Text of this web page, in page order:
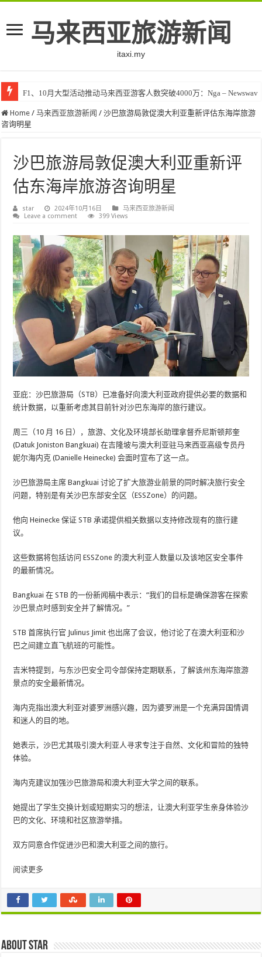
马来西亚旅游新闻
itaxi.my
F1、10月大型活动推动马来西亚游客人数突破4000万：Nga – Newswav
Home / 马来西亚旅游新闻 / 沙巴旅游局敦促澳大利亚重新评估东海岸旅游
咨询明星
沙巴旅游局敦促澳大利亚重新评
估东海岸旅游咨询明星
star 2024年10月16日
马来西亚旅游新闻
Leave a comment
399 Views
亚庇：沙巴旅游局（STB）已准备好向澳大利亚政府提供必要的数据和
统计数据，以重新考虑其目前针对沙巴东海岸的旅行建议。
周三（10 月 16 日），旅游、文化及环境部长助理拿督乔尼斯顿邦奎
(Datuk Joniston Bangkuai) 在吉隆坡与澳大利亚驻马来西亚高级专员丹
妮尔海内克 (Danielle Heinecke) 会面时宣布了这一点。
沙巴旅游局主席 Bangkuai 讨论了扩大旅游业前景的同时解决旅行安全
问题，特别是有关沙巴东部安全区（ESSZone）的问题。
他向 Heinecke 保证 STB 承诺提供相关数据以支持修改现有的旅行建
议。
这些数据将包括访问 ESSZone 的澳大利亚人数量以及该地区安全事件
的最新情况。
Bangkuai 在 STB 的一份新闻稿中表示：“我们的目标是确保游客在探索
沙巴景点时感到安全并了解情况。”
STB 首席执行官 Julinus Jimit 也出席了会议，他讨论了在澳大利亚和沙
巴之间建立直飞航班的可能性。
吉米特提到，与东沙巴安全司令部保持定期联系，了解该州东海岸旅游
景点的安全最新情况。
海内克指出澳大利亚对婆罗洲感兴趣，因为婆罗洲是一个充满异国情调
和迷人的目的地。
她表示，沙巴尤其吸引澳大利亚人寻求专注于自然、文化和冒险的独特
体验。
海内克建议加强沙巴旅游局和澳大利亚大学之间的联系。
她提出了学生交换计划或短期实习的想法，让澳大利亚学生亲身体验沙
巴的文化、环境和社区旅游举措。
双方同意合作促进沙巴和澳大利亚之间的旅行。
阅读更多
About star